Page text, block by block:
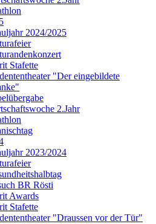
2024/2025
Stafette
"Der eingebildete
2.Jahr
2023/2024
BR Rösti
Awards
Stafette
"Draussen vor der Tür"